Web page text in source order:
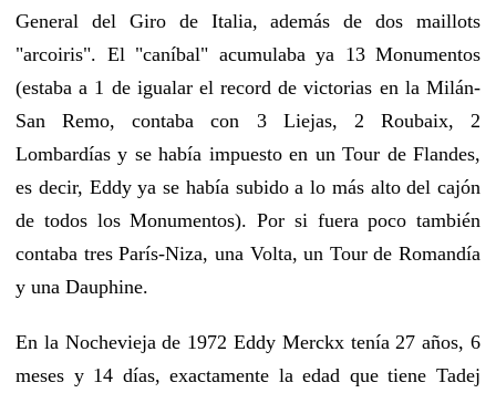
General del Giro de Italia, además de dos maillots
"arcoiris". El "caníbal" acumulaba ya 13 Monumentos
(estaba a 1 de igualar el record de victorias en la Milán-
San Remo, contaba con 3 Liejas, 2 Roubaix, 2
Lombardías y se había impuesto en un Tour de Flandes,
es decir, Eddy ya se había subido a lo más alto del cajón
de todos los Monumentos). Por si fuera poco también
contaba tres París-Niza, una Volta, un Tour de Romandía
y una Dauphine.
En la Nochevieja de 1972 Eddy Merckx tenía 27 años, 6
meses y 14 días, exactamente la edad que tiene Tadej